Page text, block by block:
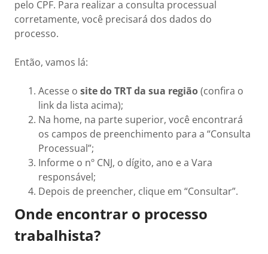
pelo CPF. Para realizar a consulta processual
corretamente, você precisará dos dados do
processo.
Então, vamos lá:
Acesse o site do TRT da sua região(confira o
link da lista acima);
Na home, na parte superior, você encontrará
os campos de preenchimento para a “Consulta
Processual”;
Informe o nº CNJ, o dígito, ano e a Vara
responsável;
Depois de preencher, clique em “Consultar”.
Onde encontrar o processo
trabalhista?